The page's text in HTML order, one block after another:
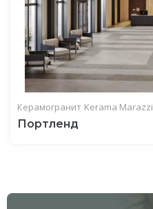
Керамогранит Kerama Marazzi
Портленд